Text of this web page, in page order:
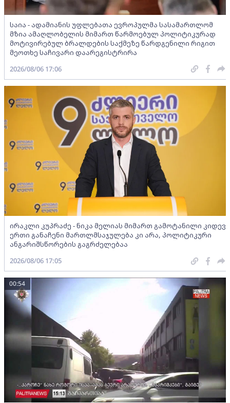
საია - ადამიანის უფლებათა ევროპულმა სასამართლომ
მზია ამაღლობელის მიმართ წარმოებულ პოლიტიკურად
მოტივირებულ ბრალდების საქმეზე წარდგენილი რიგით
მეოთხე საჩივარი დაარეგისტრირა
2026/08/06 17:06
ირაკლი კუპრაძე - ნიკა მელიას მიმართ გამოტანილი კიდევ
ერთი განაჩენი მართლმსაჯულება კი არა, პოლიტიკური
ანგარიშსწორების გაგრძელებაა
2026/08/06 17:05
00:54